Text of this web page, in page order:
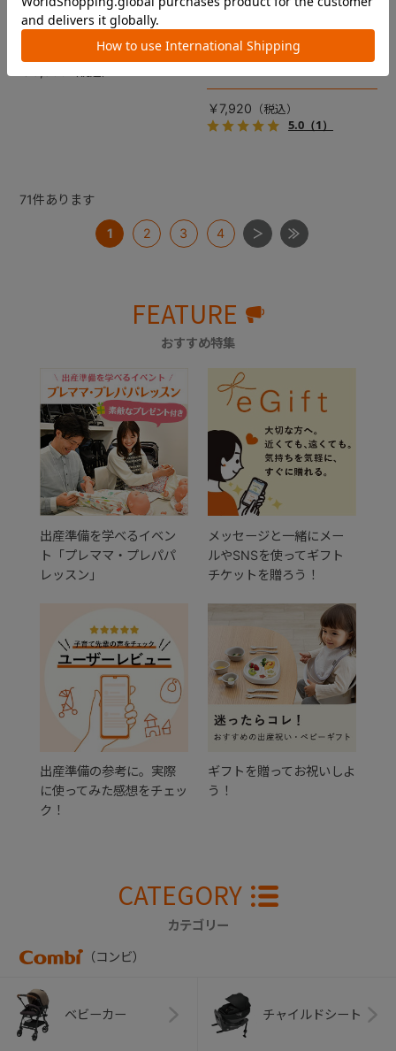
裏面は接触冷感生地で暑い季
節も快適！ペットカートをお
しゃれに・かわいく・かっこ
【コムペット ペットカート
用】
愛車の目印に！ふわふわ生地
あごのせクッション。
￥7,920
5.0（1）
71件あります
1 2 3 4
FEATURE
おすすめ特集
出産準備を学べるイベン
ト「プレママ・プレパパ
レッスン」
メッセージと一緒にメー
ルやSNSを使ってギフト
チケットを贈ろう！
出産準備の参考に。実際
に使ってみた感想をチェッ
ク！
ギフトを贈ってお祝いしよ
う！
CATEGORY
カテゴリー
（コンビ）
ベビーカー チャイルドシート